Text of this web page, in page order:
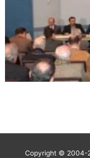
Copyright © 2004-